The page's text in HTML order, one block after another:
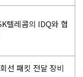
텔레콤의 IDQ와 협
선 패킷 전달 장비